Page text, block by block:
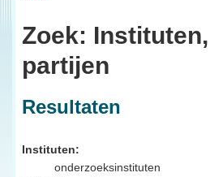
Zoek:
partijen
Resultaten
Instituten:
onderzoeksinstituten